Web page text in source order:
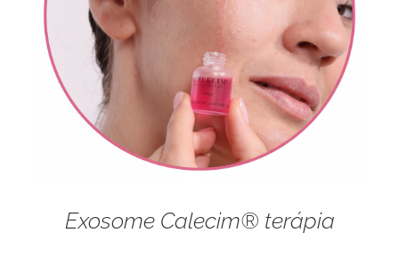
Exosome Calecim® terápia